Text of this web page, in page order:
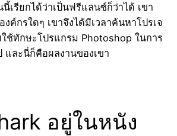
เรียกได้ว่าเป็นฟรีแลนซ์ก็ว่าได้ เขา
ค์กรใดๆ เขาจึงได้มีเวลาค้นหาโปรเจ
ช้ทักษะโปรแกรม Photoshop ในการ
และนี่ก็คือผลงานของเขา
อยู่ในหนัง